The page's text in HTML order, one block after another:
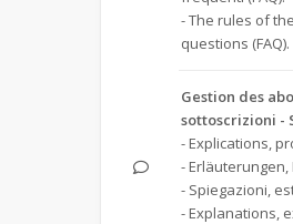
- The rules of
questions (FAQ).
Gestion des
sottoscrizioni -
- Explications,
-
- Spiegazioni,
- Explanations,